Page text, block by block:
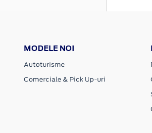
MODELE NOI
Autoturisme
Comerciale & Pick Up-uri